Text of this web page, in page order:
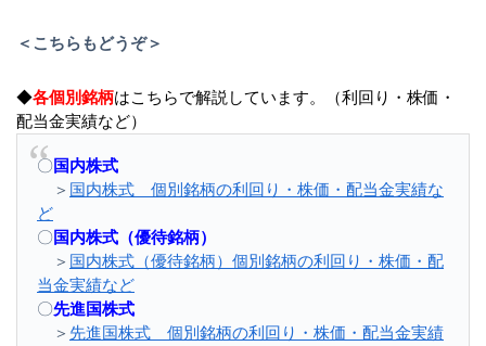
＜こちらもどうぞ＞
◆各個別銘柄はこちらで解説しています。（利回り・株価・
配当金実績など）
〇国内株式
＞ 国内株式 個別銘柄の利回り・株価・配当金実績な
ど
〇国内株式（優待銘柄）
＞ 国内株式（優待銘柄）個別銘柄の利回り・株価・配
当金実績など
〇先進国株式
＞ 先進国株式 個別銘柄の利回り・株価・配当金実績